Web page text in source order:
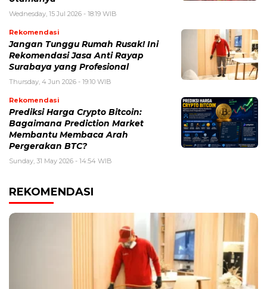
Wednesday, 15 Jul 2026 - 18:19 WIB
Rekomendasi
Jangan Tunggu Rumah Rusak! Ini
Rekomendasi Jasa Anti Rayap
Surabaya yang Profesional
Thursday, 4 Jun 2026 - 19:10 WIB
Rekomendasi
Prediksi Harga Crypto Bitcoin:
Bagaimana Prediction Market
Membantu Membaca Arah
Pergerakan BTC?
Sunday, 31 May 2026 - 14:54 WIB
REKOMENDASI